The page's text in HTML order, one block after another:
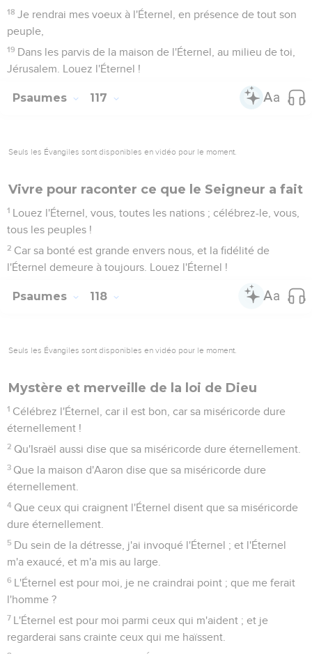
18 Je rendrai mes voeux à l'Éternel, en présence de tout son
peuple,
19 Dans les parvis de la maison de l'Éternel, au milieu de toi,
Jérusalem. Louez l'Éternel !
Psaumes 117
Seuls les Évangiles sont disponibles en vidéo pour le moment.
Vivre pour raconter ce que le Seigneur a fait
1 Louez l'Éternel, vous, toutes les nations ; célébrez-le, vous,
tous les peuples !
2 Car sa bonté est grande envers nous, et la fidélité de
l'Éternel demeure à toujours. Louez l'Éternel !
Psaumes 118
Seuls les Évangiles sont disponibles en vidéo pour le moment.
Mystère et merveille de la loi de Dieu
1 Célébrez l'Éternel, car il est bon, car sa miséricorde dure
éternellement !
2 Qu'Israël aussi dise que sa miséricorde dure éternellement.
3 Que la maison d'Aaron dise que sa miséricorde dure
éternellement.
4 Que ceux qui craignent l'Éternel disent que sa miséricorde
dure éternellement.
5 Du sein de la détresse, j'ai invoqué l'Éternel ; et l'Éternel
m'a exaucé, et m'a mis au large.
6 L'Éternel est pour moi, je ne craindrai point ; que me ferait
l'homme ?
7 L'Éternel est pour moi parmi ceux qui m'aident ; et je
regarderai sans crainte ceux qui me haïssent.